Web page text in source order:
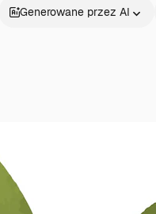
Generowane przez AI
Produkty